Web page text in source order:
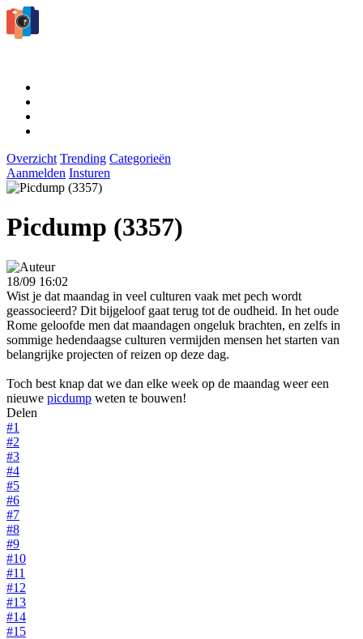
Overzicht Trending Categorieën
Aanmelden Insturen
Picdump (3357)
18/09 16:02
Wist je dat maandag in veel culturen vaak met pech wordt
geassocieerd? Dit bijgeloof gaat terug tot de oudheid. In het oude
Rome geloofde men dat maandagen ongeluk brachten, en zelfs in
sommige hedendaagse culturen vermijden mensen het starten van
belangrijke projecten of reizen op deze dag.
Toch best knap dat we dan elke week op de maandag weer een
nieuwe picdump weten te bouwen!
Delen
#1
#2
#3
#4
#5
#6
#7
#8
#9
#10
#11
#12
#13
#14
#15